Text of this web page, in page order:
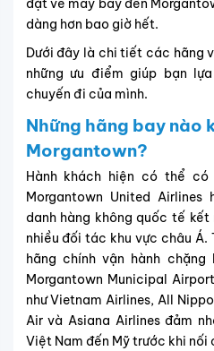
đặt vé máy bay đến
dàng hơn bao giờ hết.
Dưới đây là chi tiết các hãng
những ưu điểm giúp bạn
chuyến đi của mình.
Những hãng bay nào
Morgantown?
Hành khách hiện có thể
Morgantown United
danh hàng không quốc tế
nhiều đối tác khu vực châu Á.
hãng chính vận hành
Morgantown Municipal
như Vietnam Airlines, All
Air và Asiana Airlines đảm
Việt Nam đến Mỹ trước khi nối